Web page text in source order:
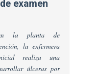
examen
la planta de
la enfermera
realiza una
úlceras por